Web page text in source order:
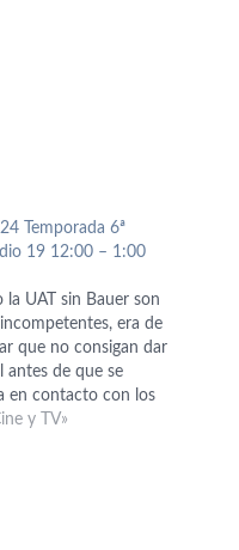
Temporada 6ª
19 12:00 – 1:00
la UAT sin Bauer son
era de
que no consigan dar
antes de que se
en contacto con los
y de momento así
y TV»